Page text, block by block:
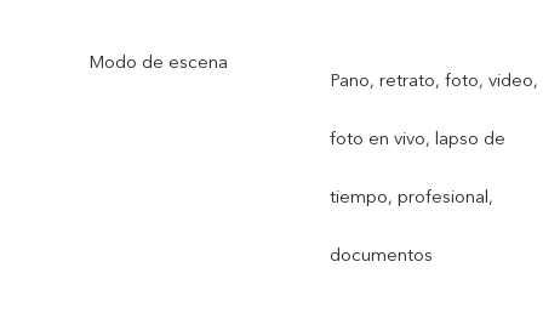
Modo de escena
Pano, retrato, foto, video,
foto en vivo, lapso de
tiempo, profesional,
documentos